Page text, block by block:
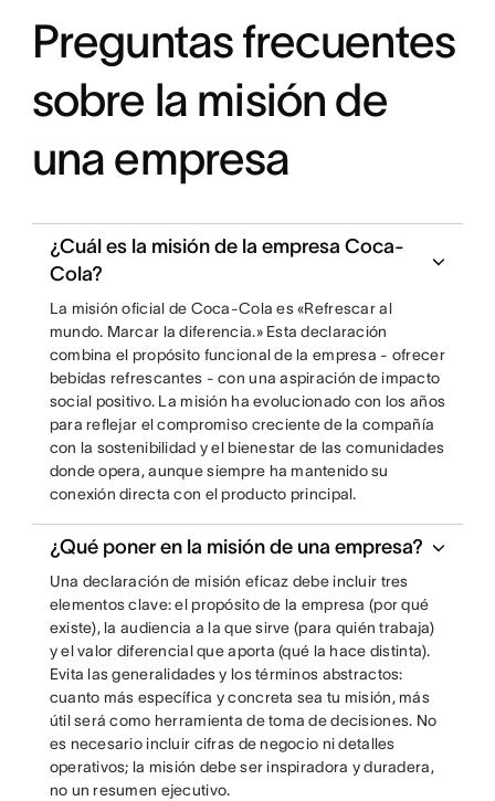
Preguntas frecuentes
sobre la misión de
una empresa
¿Cuál es la misión de la empresa Coca-
Cola?
La misión oficial de Coca-Cola es «Refrescar al
mundo. Marcar la diferencia.» Esta declaración
combina el propósito funcional de la empresa - ofrecer
bebidas refrescantes - con una aspiración de impacto
social positivo. La misión ha evolucionado con los años
para reflejar el compromiso creciente de la compañía
con la sostenibilidad y el bienestar de las comunidades
donde opera, aunque siempre ha mantenido su
conexión directa con el producto principal.
¿Qué poner en la misión de una empresa?
Una declaración de misión eficaz debe incluir tres
elementos clave: el propósito de la empresa (por qué
existe), la audiencia a la que sirve (para quién trabaja)
y el valor diferencial que aporta (qué la hace distinta).
Evita las generalidades y los términos abstractos:
cuanto más específica y concreta sea tu misión, más
útil será como herramienta de toma de decisiones. No
es necesario incluir cifras de negocio ni detalles
operativos; la misión debe ser inspiradora y duradera,
no un resumen ejecutivo.